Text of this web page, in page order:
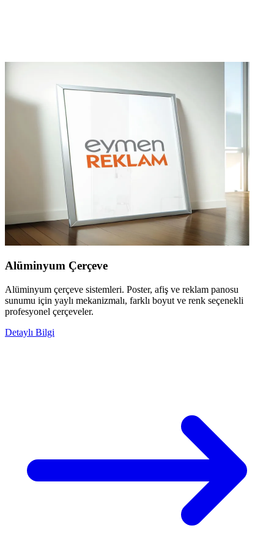
Alüminyum Çerçeve
Alüminyum çerçeve sistemleri. Poster, afiş ve reklam panosu
sunumu için yaylı mekanizmalı, farklı boyut ve renk seçenekli
profesyonel çerçeveler.
Detaylı Bilgi